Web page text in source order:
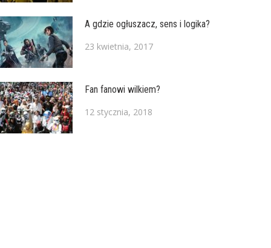
A gdzie ogłuszacz, sens i logika?
23 kwietnia, 2017
Fan fanowi wilkiem?
12 stycznia, 2018